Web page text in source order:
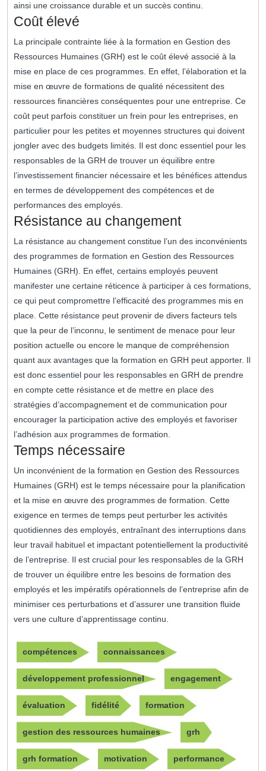
ainsi une croissance durable et un succès continu.
Coût élevé
La principale contrainte liée à la formation en Gestion des
Ressources Humaines (GRH) est le coût élevé associé à la
mise en place de ces programmes. En effet, l’élaboration et la
mise en œuvre de formations de qualité nécessitent des
ressources financières conséquentes pour une entreprise. Ce
coût peut parfois constituer un frein pour les entreprises, en
particulier pour les petites et moyennes structures qui doivent
jongler avec des budgets limités. Il est donc essentiel pour les
responsables de la GRH de trouver un équilibre entre
l’investissement financier nécessaire et les bénéfices attendus
en termes de développement des compétences et de
performances des employés.
Résistance au changement
La résistance au changement constitue l’un des inconvénients
des programmes de formation en Gestion des Ressources
Humaines (GRH). En effet, certains employés peuvent
manifester une certaine réticence à participer à ces formations,
ce qui peut compromettre l’efficacité des programmes mis en
place. Cette résistance peut provenir de divers facteurs tels
que la peur de l’inconnu, le sentiment de menace pour leur
position actuelle ou encore le manque de compréhension
quant aux avantages que la formation en GRH peut apporter. Il
est donc essentiel pour les responsables en GRH de prendre
en compte cette résistance et de mettre en place des
stratégies d’accompagnement et de communication pour
encourager la participation active des employés et favoriser
l’adhésion aux programmes de formation.
Temps nécessaire
Un inconvénient de la formation en Gestion des Ressources
Humaines (GRH) est le temps nécessaire pour la planification
et la mise en œuvre des programmes de formation. Cette
exigence en termes de temps peut perturber les activités
quotidiennes des employés, entraînant des interruptions dans
leur travail habituel et impactant potentiellement la productivité
de l’entreprise. Il est crucial pour les responsables de la GRH
de trouver un équilibre entre les besoins de formation des
employés et les impératifs opérationnels de l’entreprise afin de
minimiser ces perturbations et d’assurer une transition fluide
vers une culture d’apprentissage continu.
compétences connaissances
développement professionnel engagement
évaluation fidélité formation
gestion des ressources humaines grh
grh formation motivation performance